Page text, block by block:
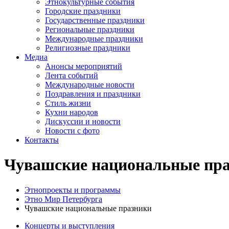
Этнокультурные события
Городские праздники
Государственные праздники
Региональные праздники
Международные праздники
Религиозные праздники
Медиа
Анонсы мероприятий
Лента событий
Международные новости
Поздравления и праздники
Cтиль жизни
Кухни народов
Дискуссии и новости
Новости с фото
Контакты
Чувашские национальные
Этнопроекты и программы
Этно Мир Петербурга
Чувашские национальные празники
Концерты и выступления